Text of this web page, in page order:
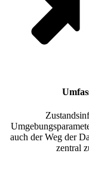
auch der Weg der
zentral